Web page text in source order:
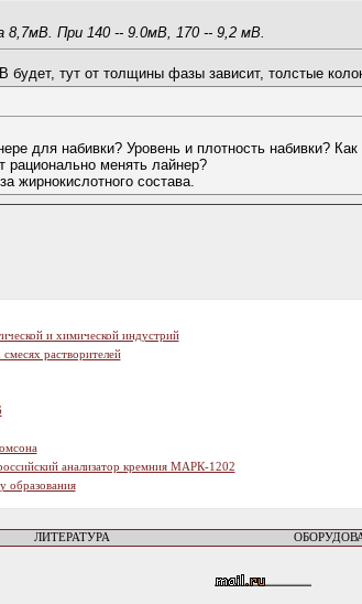
8,7мВ. При 140 -- 9.0мВ, 170 -- 9,2 мВ.
будет, тут от толщины фазы зависит, толстые
для набивки? Уровень и плотность набивки?
рационально менять лайнер?
жирнокислотного состава.
и химической индустрий
растворителей
анализатор кремния МАРК-1202
образования
ЛИТЕРАТУРА